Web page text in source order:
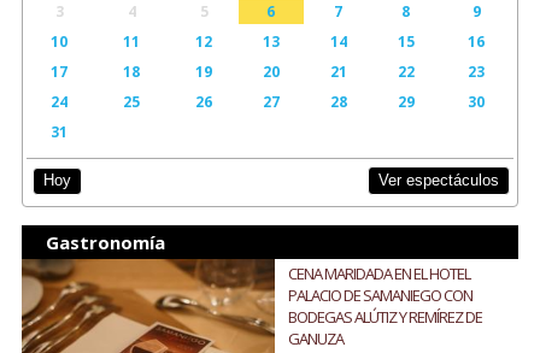
3
4 5 6 7 8
9
10
11 12 13 14 15
16
17
18 19 20 21 22
23
24
25 26 27 28 29
30
31
Hoy Ver espectáculos
Gastronomía
CENA MARIDADA EN EL HOTEL
PALACIO DE SAMANIEGO CON
BODEGAS ALÚTIZ Y REMÍREZ DE
GANUZA